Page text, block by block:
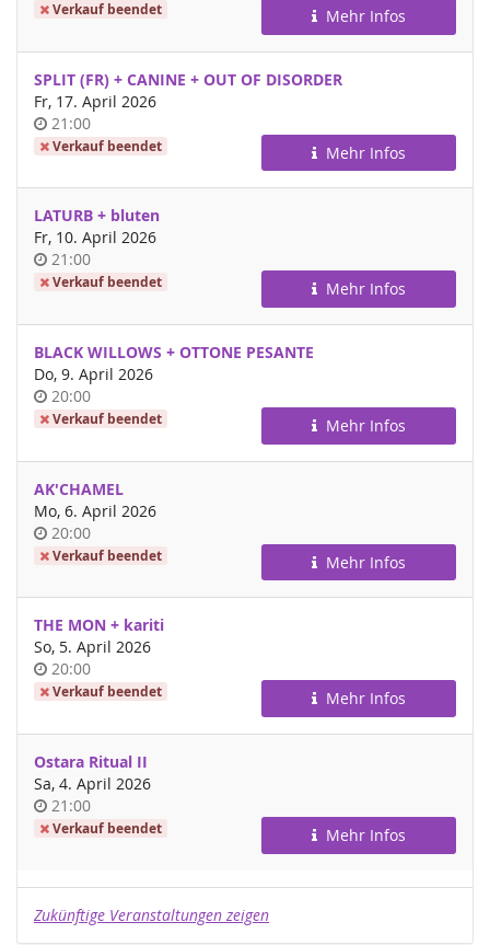
Verkauf beendet Mehr Infos
SPLIT (FR) + CANINE + OUT OF DISORDER
Fr, 17. April 2026
Uhrzeit
21:00
Verkauf beendet Mehr Infos
LATURB + bluten
Fr, 10. April 2026
Uhrzeit
21:00
Verkauf beendet Mehr Infos
BLACK WILLOWS + OTTONE PESANTE
Do, 9. April 2026
Uhrzeit
20:00
Verkauf beendet Mehr Infos
AK'CHAMEL
Mo, 6. April 2026
Uhrzeit
20:00
Verkauf beendet Mehr Infos
THE MON + kariti
So, 5. April 2026
Uhrzeit
20:00
Verkauf beendet Mehr Infos
Ostara Ritual II
Sa, 4. April 2026
Uhrzeit
21:00
Verkauf beendet Mehr Infos
Zukünftige Veranstaltungen zeigen